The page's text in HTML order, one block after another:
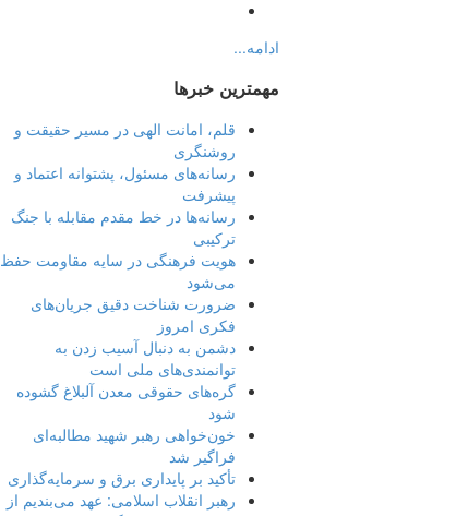
ادامه...
مهمترین خبرها
قلم، امانت الهی در مسیر حقیقت و
روشنگری
رسانه‌های مسئول، پشتوانه اعتماد و
پیشرفت
رسانه‌ها در خط مقدم مقابله با جنگ
ترکیبی
هویت فرهنگی در سایه مقاومت حفظ
می‌شود
ضرورت شناخت دقیق جریان‌های
فکری امروز
دشمن به دنبال آسیب زدن به
توانمندی‌های ملی است
گره‌های حقوقی معدن آلبلاغ گشوده
شود
خون‌خواهی رهبر شهید مطالبه‌ای
فراگیر شد
تأکید بر پایداری برق و سرمایه‌گذاری
رهبر انقلاب اسلامی: عهد می‌بندیم از